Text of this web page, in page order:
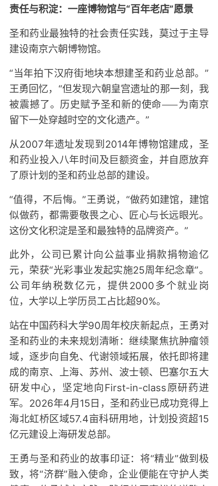
责任与积淀：一座博物馆与“百年老店”愿景
圣和药业最独特的社会责任实践，莫过于主导
建设南京六朝博物馆。
“当年拍下汉府街地块本想建圣和药业总部。”
王勇回忆，“但发现六朝皇宫遗址的那一刻，我
被震撼了。历史赋予圣和新的使命——为南京
留下一处穿越时空的文化遗产。”
从2007年遗址发现到2014年博物馆建成，圣
和药业投入八年时间及巨额资金，并自愿放弃
了原计划的圣和药业总部的建设。
“值得，不后悔。”王勇说，“做药如建馆，建馆
似做药，都需要敬畏之心、匠心与长远眼光。
这份文化积淀是圣和最独特的品牌资产。”
此外，公司已累计向公益事业捐款捐物逾亿
元，荣获“光彩事业发起实施25周年纪念章”。
公司年纳税数亿元，提供2000多个就业岗
位，大学以上学历员工占比超90%。
站在中国药科大学90周年校庆新起点，王勇对
圣和药业的未来规划清晰：继续聚焦抗肿瘤领
域，逐步向自免、代谢领域拓展，依托即将建
成的南京、上海、苏州、波士顿、巴塞尔五大
研发中心，坚定地向First-in-class原研药进
军。2026年4月15日，圣和药业已成功竞得上
海北虹桥区域57.4亩科研用地，计划投资超15
亿元建设上海研发总部。
王勇与圣和药业的故事印证：将“精业”做到极
致，将“济群”融入使命，企业便能在守护人类